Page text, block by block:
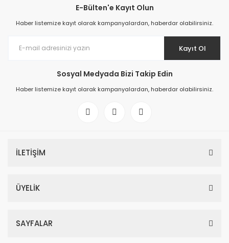
E-Bülten'e Kayıt Olun
Haber listemize kayıt olarak kampanyalardan, haberdar olabilirsiniz.
Kayıt Ol
Sosyal Medyada Bizi Takip Edin
Haber listemize kayıt olarak kampanyalardan, haberdar olabilirsiniz.
İLETİŞİM
ÜYELİK
SAYFALAR